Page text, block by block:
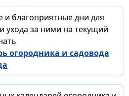
благоприятные дни для
ухода за ними на текущий
огородника и садовода